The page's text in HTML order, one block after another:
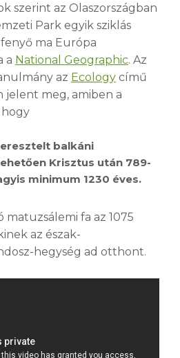
szerint az Olaszországban
Park egyik sziklás
ma Európa
a National Geographic. Az
az Ecology című
jelent meg, amiben a
balkáni
Krisztus után 789-
minimum 1230 éves.
matuzsálemi fa az 1075
az észak-
hegység ad otthont.